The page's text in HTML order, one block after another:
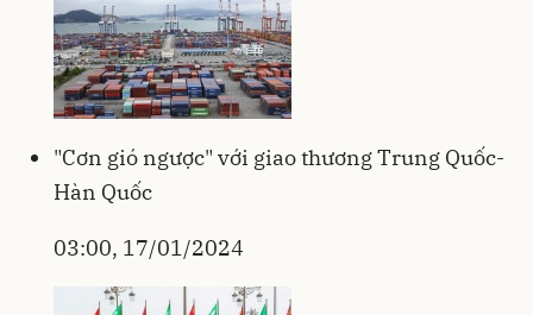
"Cơn gió ngược" với giao thương Trung Quốc-
Hàn Quốc
03:00, 17/01/2024